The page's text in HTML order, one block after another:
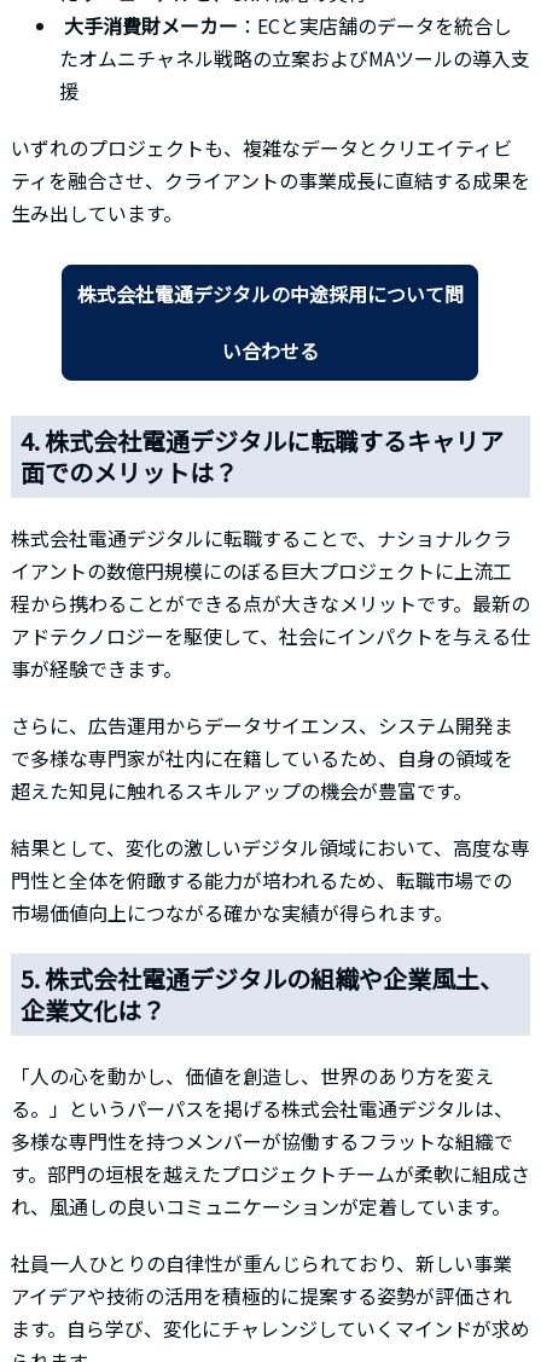
大手消費財メーカー ：ECと実店舗のデータを統合し
たオムニチャネル戦略の立案およびMAツールの導入支
援
いずれのプロジェクトも、複雑なデータとクリエイティビ
ティを融合させ、クライアントの事業成長に直結する成果を
生み出しています。
株式会社電通デジタルの中途採用について問
い合わせる
4. 株式会社電通デジタルに転職するキャリア
面でのメリットは？
株式会社電通デジタルに転職することで、ナショナルクラ
イアントの数億円規模にのぼる巨大プロジェクトに上流工
程から携わることができる点が大きなメリットです。最新の
アドテクノロジーを駆使して、社会にインパクトを与える仕
事が経験できます。
さらに、広告運用からデータサイエンス、システム開発ま
で多様な専門家が社内に在籍しているため、自身の領域を
超えた知見に触れるスキルアップの機会が豊富です。
結果として、変化の激しいデジタル領域において、高度な専
門性と全体を俯瞰する能力が培われるため、転職市場での
市場価値向上につながる確かな実績が得られます。
5. 株式会社電通デジタルの組織や企業風土、
企業文化は？
「人の心を動かし、価値を創造し、世界のあり方を変え
る。」というパーパスを掲げる株式会社電通デジタルは、
多様な専門性を持つメンバーが協働するフラットな組織で
す。部門の垣根を越えたプロジェクトチームが柔軟に組成さ
れ、風通しの良いコミュニケーションが定着しています。
社員一人ひとりの自律性が重んじられており、新しい事業
アイデアや技術の活用を積極的に提案する姿勢が評価され
ます。自ら学び、変化にチャレンジしていくマインドが求め